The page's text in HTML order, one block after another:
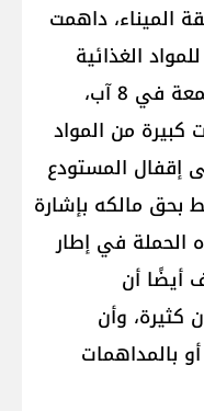
الميناء، داهمت
الغذائية
يعود للمواطن (م. م.) اليوم الجمعة في 8 آب،
من المواد
إقفال المستودع
بحق مالكه بإشارة
الحملة في إطار
أيضًا أن
كثيرة، وأن
بالمداهمات